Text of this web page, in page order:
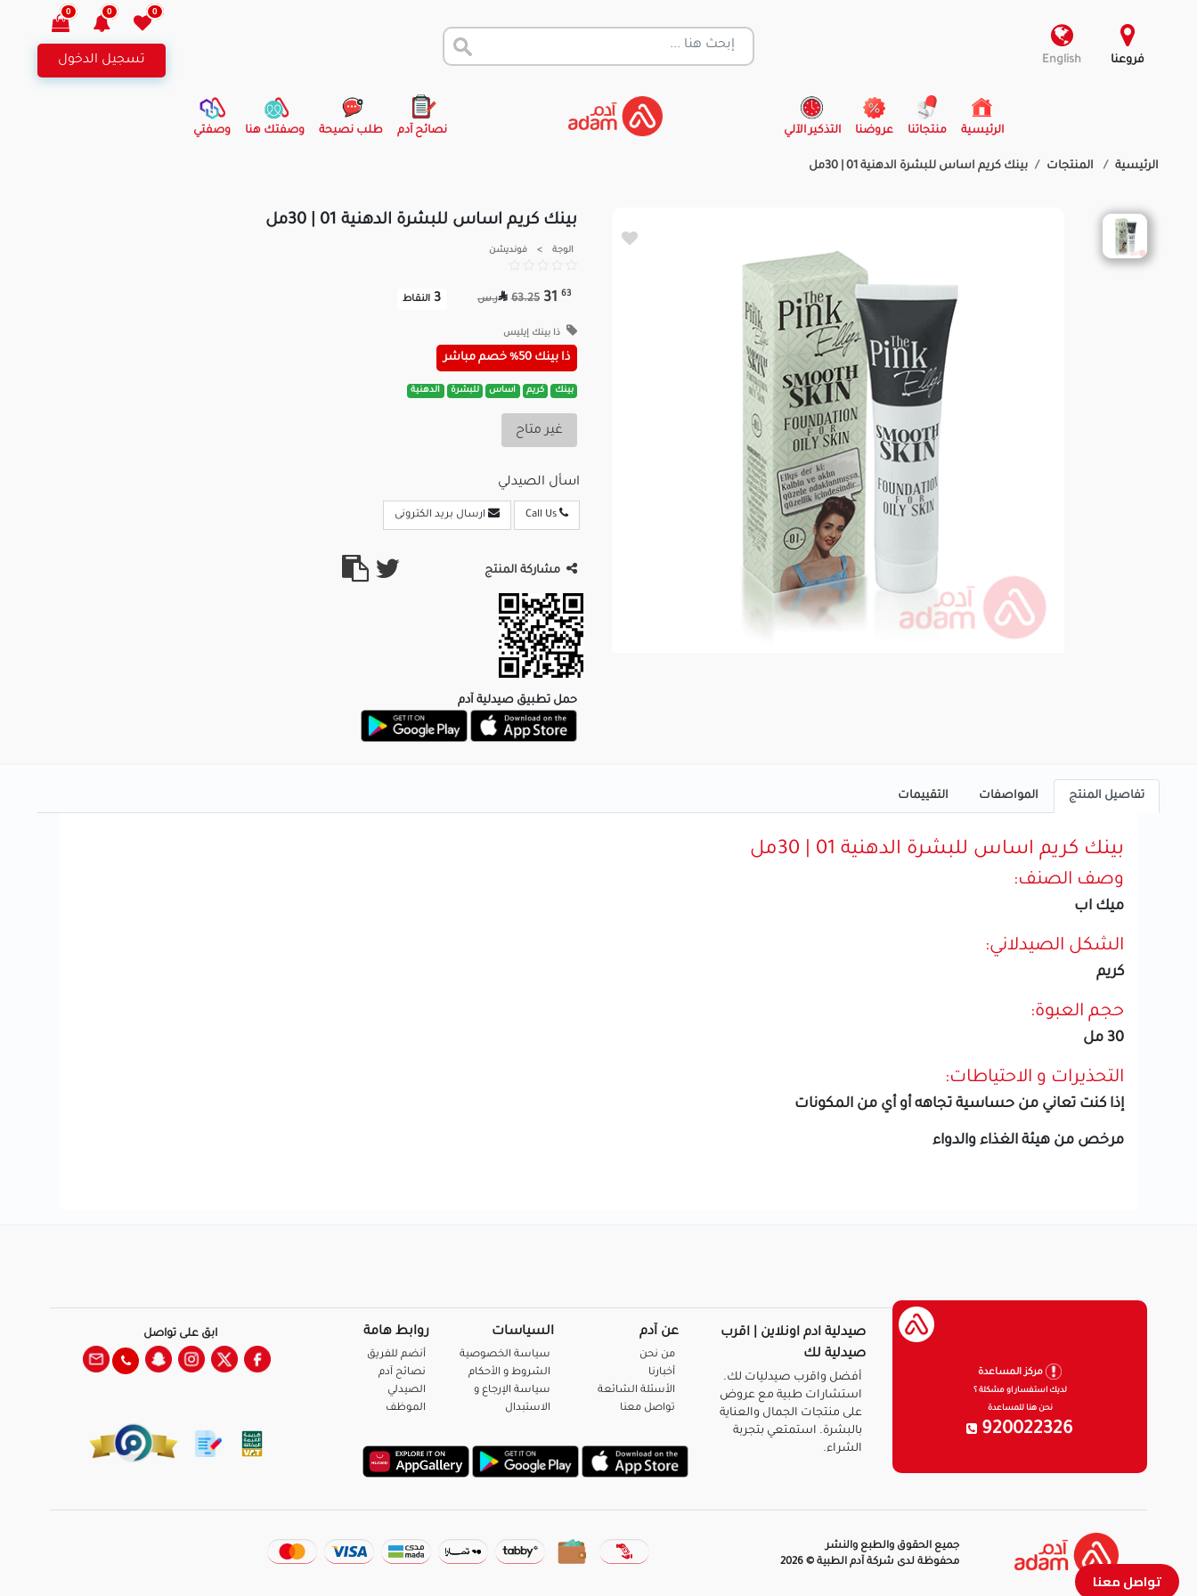
فروعنا English
0
0
0
تسجيل الدخول
الرئيسية
(current) منتجاتنا عروضنا التذكير الآلي نصائح آدم طلب نصيحة وصفتك هنا وصفتي
الرئيسية المنتجات بينك كريم اساس للبشرة الدهنية 01 | 30مل
بينك كريم اساس للبشرة الدهنية 01 | 30مل
الوجة > فونديشن
63
31
 63.25 ر.س 3 النقاط
ذا بينك إيليس
ذا بينك 50% خصم مباشر
بينك كريم اساس للبشرة الدهنية
غير متاح
اسأل الصيدلي
Call Us ارسال بريد الكترونى
مشاركة المنتج
حمل تطبيق صيدلية آدم
تفاصيل المنتج المواصفات التقييمات
بينك كريم اساس للبشرة الدهنية 01 | 30مل
وصف الصنف:
ميك اب
الشكل الصيدلاني:
كريم
حجم العبوة:
30 مل
التحذيرات و الاحتياطات:
إذا كنت تعاني من حساسية تجاهه أو أي من المكونات
مرخص من هيئة الغذاء والدواء
تواصل معنا
مركز المساعدة
لديك استفسار او مشكلة ؟
نحن هنا للمساعدة
920022326
صيدلية ادم اونلاين | اقرب
صيدلية لك
أفضل واقرب صيدليات لك.
استشارات طبية مع عروض
على منتجات الجمال والعناية
بالبشرة. استمتعي بتجربة
الشراء.
عن آدم
من نحن
أخبارنا
الأسئلة الشائعة
تواصل معنا
السياسات
سياسة الخصوصية
الشروط و الأحكام
سياسة الإرجاع و
الاستبدال
روابط هامة
أنضم للفريق
نصائح آدم
الصيدلي
الموظف
ابق على تواصل
جميع الحقوق والطبع والنشر
محفوظة لدى شركة آدم الطبية © 2026